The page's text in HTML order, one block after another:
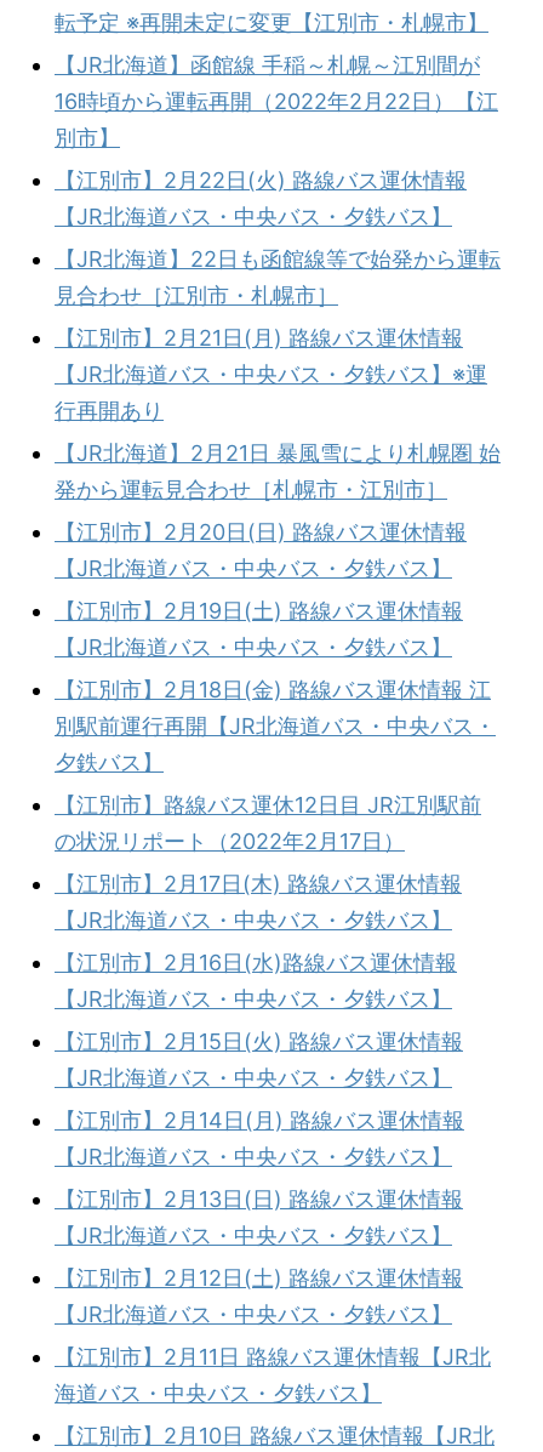
転予定 ※再開未定に変更【江別市・札幌市】
【JR北海道】函館線 手稲～札幌～江別間が
16時頃から運転再開（2022年2月22日）【江
別市】
【江別市】2月22日(火) 路線バス運休情報
【JR北海道バス・中央バス・夕鉄バス】
【JR北海道】22日も函館線等で始発から運転
見合わせ［江別市・札幌市］
【江別市】2月21日(月) 路線バス運休情報
【JR北海道バス・中央バス・夕鉄バス】※運
行再開あり
【JR北海道】2月21日 暴風雪により札幌圏 始
発から運転見合わせ［札幌市・江別市］
【江別市】2月20日(日) 路線バス運休情報
【JR北海道バス・中央バス・夕鉄バス】
【江別市】2月19日(土) 路線バス運休情報
【JR北海道バス・中央バス・夕鉄バス】
【江別市】2月18日(金) 路線バス運休情報 江
別駅前運行再開【JR北海道バス・中央バス・
夕鉄バス】
【江別市】路線バス運休12日目 JR江別駅前
の状況リポート（2022年2月17日）
【江別市】2月17日(木) 路線バス運休情報
【JR北海道バス・中央バス・夕鉄バス】
【江別市】2月16日(水)路線バス運休情報
【JR北海道バス・中央バス・夕鉄バス】
【江別市】2月15日(火) 路線バス運休情報
【JR北海道バス・中央バス・夕鉄バス】
【江別市】2月14日(月) 路線バス運休情報
【JR北海道バス・中央バス・夕鉄バス】
【江別市】2月13日(日) 路線バス運休情報
【JR北海道バス・中央バス・夕鉄バス】
【江別市】2月12日(土) 路線バス運休情報
【JR北海道バス・中央バス・夕鉄バス】
【江別市】2月11日 路線バス運休情報【JR北
海道バス・中央バス・夕鉄バス】
【江別市】2月10日 路線バス運休情報【JR北